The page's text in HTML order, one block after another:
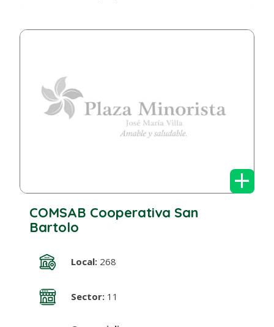
+
COMSAB Cooperativa San
Bartolo
Local:268
Sector:11